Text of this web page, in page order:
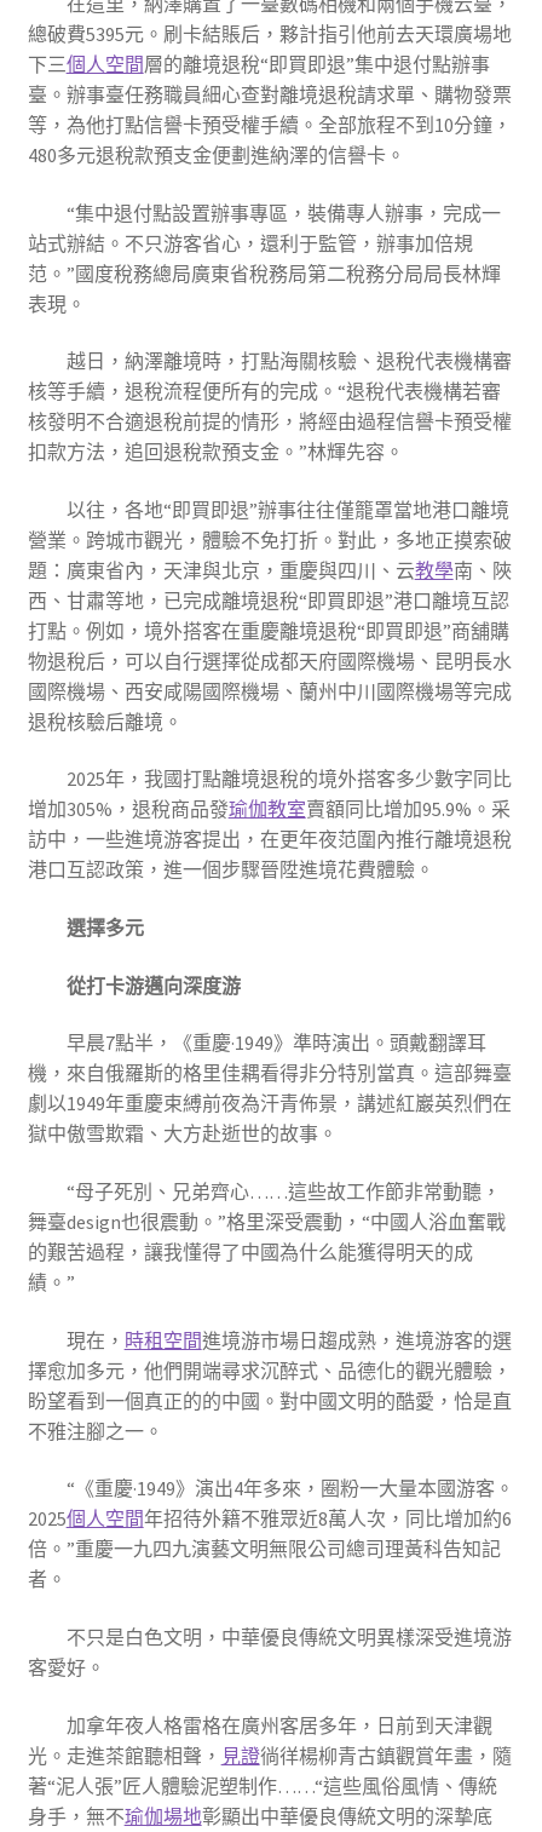
總破費5395元。刷卡結賬后，夥計指引他前去天環廣場地
下三個人空間層的離境退稅“即買即退”集中退付點辦事
臺。辦事臺任務職員細心查對離境退稅請求單、購物發票
等，為他打點信譽卡預受權手續。全部旅程不到10分鐘，
480多元退稅款預支金便劃進納澤的信譽卡。
“集中退付點設置辦事專區，裝備專人辦事，完成一
站式辦結。不只游客省心，還利于監管，辦事加倍規
范。”國度稅務總局廣東省稅務局第二稅務分局局長林輝
表現。
越日，納澤離境時，打點海關核驗、退稅代表機構審
核等手續，退稅流程便所有的完成。“退稅代表機構若審
核發明不合適退稅前提的情形，將經由過程信譽卡預受權
扣款方法，追回退稅款預支金。”林輝先容。
以往，各地“即買即退”辦事往往僅籠罩當地港口離境
營業。跨城市觀光，體驗不免打折。對此，多地正摸索破
題：廣東省內，天津與北京，重慶與四川、云教學南、陜
西、甘肅等地，已完成離境退稅“即買即退”港口離境互認
打點。例如，境外搭客在重慶離境退稅“即買即退”商舖購
物退稅后，可以自行選擇從成都天府國際機場、昆明長水
國際機場、西安咸陽國際機場、蘭州中川國際機場等完成
退稅核驗后離境。
2025年，我國打點離境退稅的境外搭客多少數字同比
增加305%，退稅商品發瑜伽教室賣額同比增加95.9%。采
訪中，一些進境游客提出，在更年夜范圍內推行離境退稅
港口互認政策，進一個步驟晉陞進境花費體驗。
選擇多元
從打卡游邁向深度游
早晨7點半，《重慶·1949》準時演出。頭戴翻譯耳
機，來自俄羅斯的格里佳耦看得非分特別當真。這部舞臺
劇以1949年重慶束縛前夜為汗青佈景，講述紅巖英烈們在
獄中傲雪欺霜、大方赴逝世的故事。
“母子死別、兄弟齊心……這些故工作節非常動聽，
舞臺design也很震動。”格里深受震動，“中國人浴血奮戰
的艱苦過程，讓我懂得了中國為什么能獲得明天的成
績。”
現在， 時租空間進境游市場日趨成熟，進境游客的選
擇愈加多元，他們開端尋求沉醉式、品德化的觀光體驗，
盼望看到一個真正的的中國。對中國文明的酷愛，恰是直
不雅注腳之一。
“《重慶·1949》演出4年多來，圈粉一大量本國游客。
2025個人空間年招待外籍不雅眾近8萬人次，同比增加約6
倍。”重慶一九四九演藝文明無限公司總司理黃科告知記
者。
不只是白色文明，中華優良傳統文明異樣深受進境游
客愛好。
加拿年夜人格雷格在廣州客居多年，日前到天津觀
光。走進茶館聽相聲， 見證徜徉楊柳青古鎮觀賞年畫，隨
著“泥人張”匠人體驗泥塑制作……“這些風俗風情、傳統
身手，無不瑜伽場地彰顯出中華優良傳統文明的深摯底